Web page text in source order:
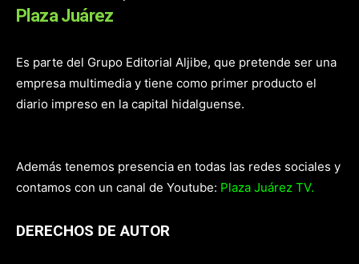
Plaza Juárez
Es parte del Grupo Editorial Aljibe, que pretende ser una
empresa multimedia y tiene como primer producto el
diario impreso en la capital hidalguense.
Además tenemos presencia en todas las redes sociales y
contamos con un canal de Youtube: Plaza Juárez TV.
DERECHOS DE AUTOR